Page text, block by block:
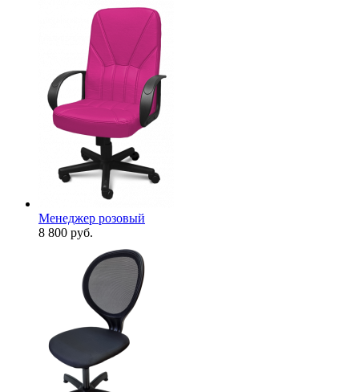
Менеджер розовый
8 800 руб.